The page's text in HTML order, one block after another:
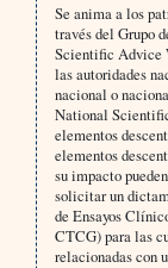
Se anima a los
través del Grupo
Scientific Advice
las autoridades
nacional o
National
elementos
elementos
su impacto
solicitar un
de Ensayos
CTCG) para las
relacionadas con